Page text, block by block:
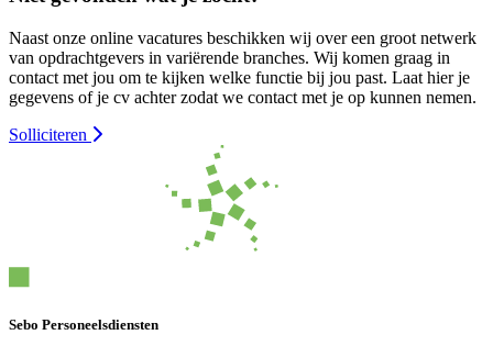
Naast onze online vacatures beschikken wij over een groot netwerk
van opdrachtgevers in variërende branches. Wij komen graag in
contact met jou om te kijken welke functie bij jou past. Laat hier je
gegevens of je cv achter zodat we contact met je op kunnen nemen.
Solliciteren
Sebo Personeelsdiensten